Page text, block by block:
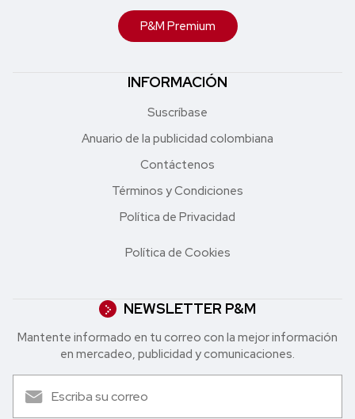
P&M Premium
INFORMACIÓN
Suscríbase
Anuario de la publicidad colombiana
Contáctenos
Términos y Condiciones
Política de Privacidad
Política de Cookies
NEWSLETTER P&M
Mantente informado en tu correo con la mejor in formación
en mercadeo, publicidad y comunicaciones.